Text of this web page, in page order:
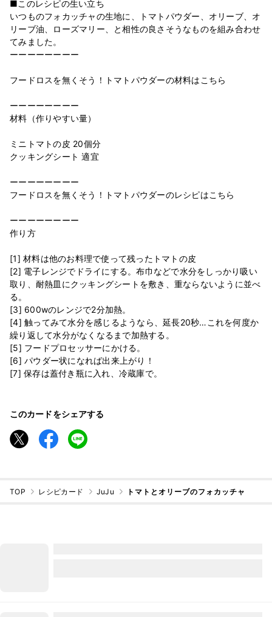
■このレシピの生い立ち
いつものフォカッチャの生地に、トマトパウダー、オリーブ、オ
リーブ油、ローズマリー、と相性の良さそうなものを組み合わせ
てみました。
ーーーーーーーー
フードロスを無くそう！トマトパウダーの材料はこちら
ーーーーーーーー
材料（作りやすい量）
ミニトマトの皮 20個分
クッキングシート 適宜
ーーーーーーーー
フードロスを無くそう！トマトパウダーのレシピはこちら
ーーーーーーーー
作り方
[1] 材料は他のお料理で使って残ったトマトの皮
[2] 電子レンジでドライにする。布巾などで水分をしっかり吸い
取り、耐熱皿にクッキングシートを敷き、重ならないように並べ
る。
[3] 600wのレンジで2分加熱。
[4] 触ってみて水分を感じるようなら、延長20秒…これを何度か
繰り返して水分がなくなるまで加熱する。
[5] フードプロセッサーにかける。
[6] パウダー状になれば出来上がり！
[7] 保存は蓋付き瓶に入れ、冷蔵庫で。
このカードをシェアする
TOP レシピカード JuJu トマトとオリーブのフォカッチャ